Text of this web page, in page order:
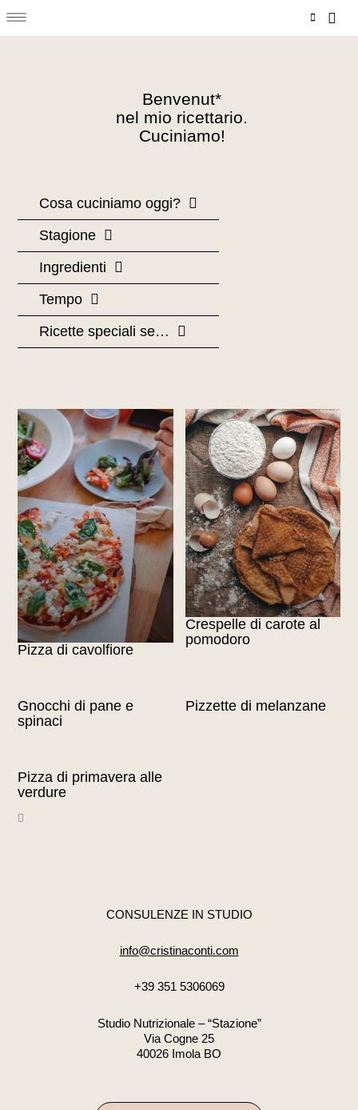
al
Menu
Benvenut*
nel mio ricettario.
Cuciniamo!
Cosa cuciniamo oggi?
Stagione
Ingredienti
Tempo
Ricette speciali se…
Pizza di cavolfiore
Crespelle di carote al
pomodoro
Gnocchi di pane e
spinaci
Pizzette di melanzane
Pizza di primavera alle
verdure
CONSULENZE IN STUDIO
info@cristinaconti.com
+39 351 5306069
Studio Nutrizionale – “Stazione”
Via Cogne 25
40026 Imola BO